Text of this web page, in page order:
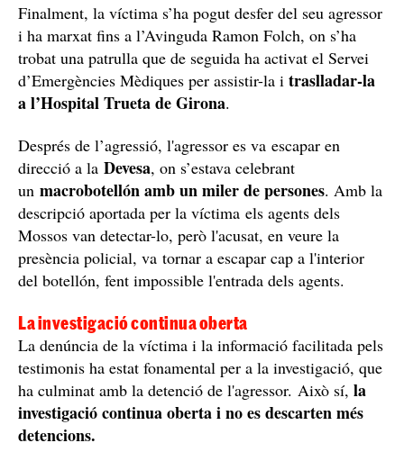
Finalment, la víctima s’ha pogut desfer del seu agressor
i ha marxat fins a l’Avinguda Ramon Folch, on s’ha
trobat una patrulla que de seguida ha activat el Servei
d’Emergències Mèdiques per assistir-la i traslladar-la
a l’Hospital Trueta de Girona.
Després de l’agressió, l'agressor es va escapar en
direcció a la Devesa, on s’estava celebrant
un macrobotellón amb un miler de persones. Amb la
descripció aportada per la víctima els agents dels
Mossos van detectar-lo, però l'acusat, en veure la
presència policial, va tornar a escapar cap a l'interior
del botellón, fent impossible l'entrada dels agents.
La investigació continua oberta
La denúncia de la víctima i la informació facilitada pels
testimonis ha estat fonamental per a la investigació, que
ha culminat amb la detenció de l'agressor. Això sí, la
investigació continua oberta i no es descarten més
detencions.